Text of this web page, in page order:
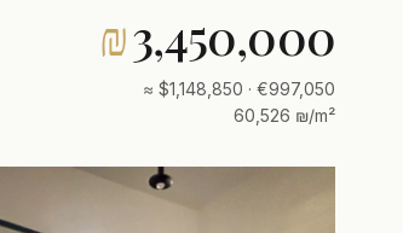
₪3,450,000
≈ $1,148,850 · €997,050
60,526 ₪/m²